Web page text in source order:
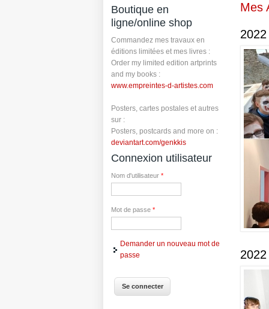
Mes
Boutique en
ligne/online shop
Commandez mes travaux en
éditions limitées et mes livres :
Order my limited edition artprints
and my books :
www.empreintes-d-artistes.com
Posters, cartes postales et autres
sur :
Posters, postcards and more on :
deviantart.com/genkkis
Connexion utilisateur
Nom d'utilisateur*
Mot de passe*
Demander un nouveau mot de
passe